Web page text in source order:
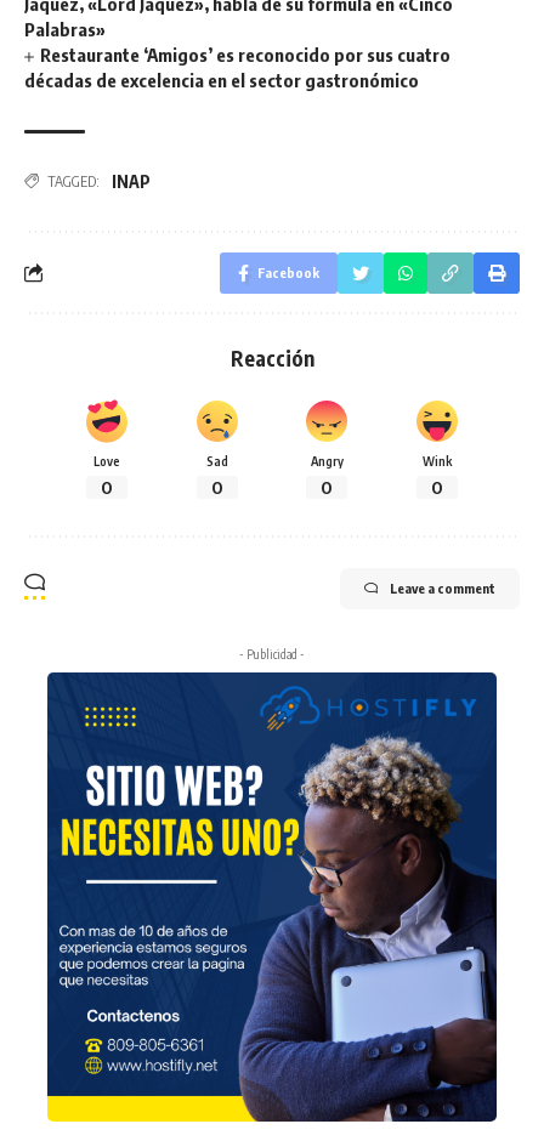
Palabras»
Restaurante ‘Amigos’ es reconocido por sus cuatro
décadas de excelencia en el sector gastronómico
TAGGED: INAP
Facebook
Reacción
Love
0
Sad
0
Angry
0
Wink
0
Leave a comment
- Publicidad -